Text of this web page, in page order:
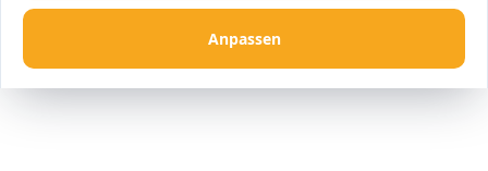
Anpassen